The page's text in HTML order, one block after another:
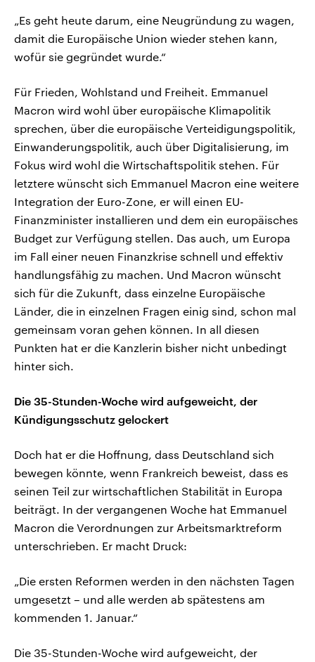
„Es geht heute darum, eine Neugründung zu wagen,
damit die Europäische Union wieder stehen kann,
wofür sie gegründet wurde.“
Für Frieden, Wohlstand und Freiheit. Emmanuel
Macron wird wohl über europäische Klimapolitik
sprechen, über die europäische Verteidigungspolitik,
Einwanderungspolitik, auch über Digitalisierung, im
Fokus wird wohl die Wirtschaftspolitik stehen. Für
letztere wünscht sich Emmanuel Macron eine weitere
Integration der Euro-Zone, er will einen EU-
Finanzminister installieren und dem ein europäisches
Budget zur Verfügung stellen. Das auch, um Europa
im Fall einer neuen Finanzkrise schnell und effektiv
handlungsfähig zu machen. Und Macron wünscht
sich für die Zukunft, dass einzelne Europäische
Länder, die in einzelnen Fragen einig sind, schon mal
gemeinsam voran gehen können. In all diesen
Punkten hat er die Kanzlerin bisher nicht unbedingt
hinter sich.
Die 35-Stunden-Woche wird aufgeweicht, der
Kündigungsschutz gelockert
Doch hat er die Hoffnung, dass Deutschland sich
bewegen könnte, wenn Frankreich beweist, dass es
seinen Teil zur wirtschaftlichen Stabilität in Europa
beiträgt. In der vergangenen Woche hat Emmanuel
Macron die Verordnungen zur Arbeitsmarktreform
unterschrieben. Er macht Druck:
„Die ersten Reformen werden in den nächsten Tagen
umgesetzt – und alle werden ab spätestens am
kommenden 1. Januar.“
Die 35-Stunden-Woche wird aufgeweicht, der